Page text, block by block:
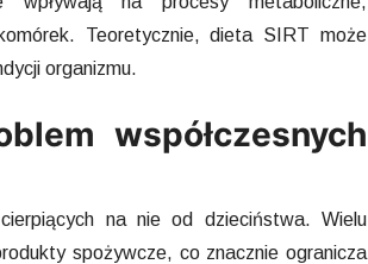
Teoretycznie, dieta SIRT może
organizmu.
współczesnych
na nie od dzieciństwa. Wielu
spożywcze, co znacznie ogranicza